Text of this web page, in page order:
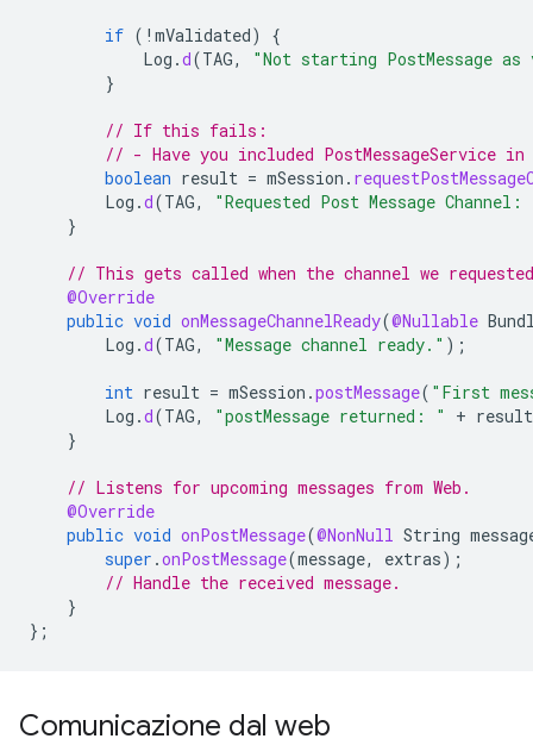
if ( ! mValidated)
{
Log .d(TAG,
"Not starting PostMessage
}
// If this fails:
// - Have you included PostMessageService
boolean result = mSession .
Log .d(TAG,
"Requested Post Message
}
// This gets called when the channel we
@Override
public void onMessageChannelReady(@Nullable
Log .d(TAG, "Message channel ready." );
int result = mSession .postMessage( "First
Log .d(TAG, "postMessage returned: " + result
}
// Listens for upcoming messages from Web.
@Override
public void onPostMessage(@NonNull String
super .onPostMessage(message, extras);
// Handle the received message.
}
};
Comunicazione dal web